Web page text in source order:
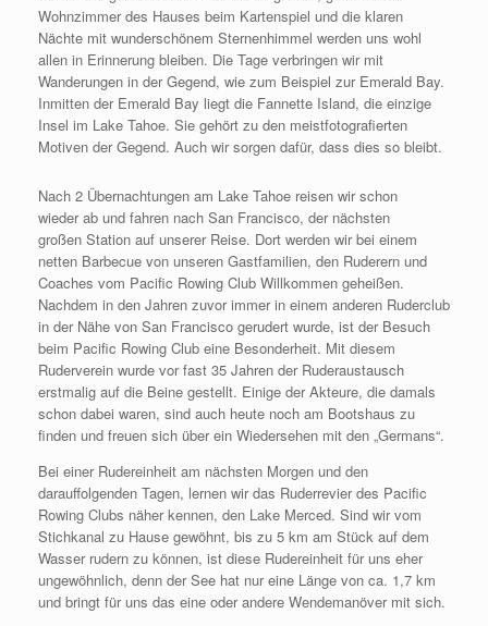
Wohnzimmer des Hauses beim Kartenspiel und die klaren
Nächte mit wunderschönem Sternenhimmel werden uns wohl
allen in Erinnerung bleiben. Die Tage verbringen wir mit
Wanderungen in der Gegend, wie zum Beispiel zur Emerald Bay.
Inmitten der Emerald Bay liegt die Fannette Island, die einzige
Insel im Lake Tahoe. Sie gehört zu den meistfotografierten
Motiven der Gegend. Auch wir sorgen dafür, dass dies so bleibt.
Nach 2 Übernachtungen am Lake Tahoe reisen wir schon
wieder ab und fahren nach San Francisco, der nächsten
großen Station auf unserer Reise. Dort werden wir bei einem
netten Barbecue von unseren Gastfamilien, den Ruderern und
Coaches vom Pacific Rowing Club Willkommen geheißen.
Nachdem in den Jahren zuvor immer in einem anderen Ruderclub
in der Nähe von San Francisco gerudert wurde, ist der Besuch
beim Pacific Rowing Club eine Besonderheit. Mit diesem
Ruderverein wurde vor fast 35 Jahren der Ruderaustausch
erstmalig auf die Beine gestellt. Einige der Akteure, die damals
schon dabei waren, sind auch heute noch am Bootshaus zu
finden und freuen sich über ein Wiedersehen mit den „Germans“.
Bei einer Rudereinheit am nächsten Morgen und den
darauffolgenden Tagen, lernen wir das Ruderrevier des Pacific
Rowing Clubs näher kennen, den Lake Merced. Sind wir vom
Stichkanal zu Hause gewöhnt, bis zu 5 km am Stück auf dem
Wasser rudern zu können, ist diese Rudereinheit für uns eher
ungewöhnlich, denn der See hat nur eine Länge von ca. 1,7 km
und bringt für uns das eine oder andere Wendemanöver mit sich.